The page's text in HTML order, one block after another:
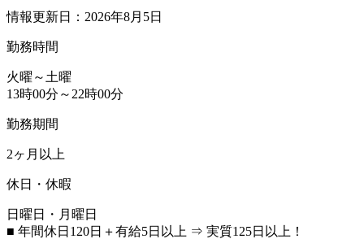
情報更新日：2026年8月5日
勤務時間
火曜～土曜
13時00分～22時00分
勤務期間
2ヶ月以上
休日・休暇
日曜日・月曜日
■ 年間休日120日＋有給5日以上 ⇒ 実質125日以上！